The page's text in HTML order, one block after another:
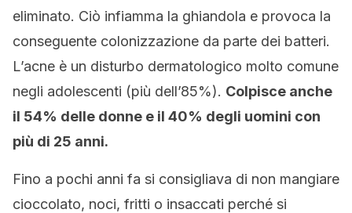
eliminato. Ciò infiamma la ghiandola e provoca la
conseguente colonizzazione da parte dei batteri.
L’acne è un disturbo dermatologico molto comune
negli adolescenti (più dell’85%). Colpisce anche
il 54% delle donne e il 40% degli uomini con
più di 25 anni.
Fino a pochi anni fa si consigliava di non mangiare
cioccolato, noci, fritti o insaccati perché si